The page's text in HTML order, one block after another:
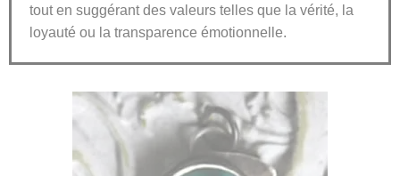
tout en suggérant des valeurs telles que la vérité, la
loyauté ou la transparence émotionnelle.